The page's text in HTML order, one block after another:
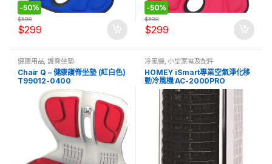
-50%
$299
$598
-50%
$299
$598
健康用品,護脊坐墊
Chair Q – 健康護脊坐墊 (紅白色)
T99012-0400
冷風機,小型家電及配件
HOMEY iSmart專業空氣淨化移
動冷風機 AC-2000PRO